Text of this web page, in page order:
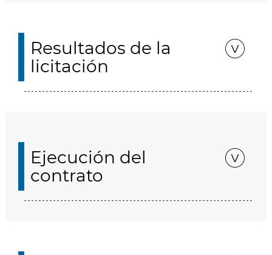
Resultados de la
licitación
Ejecución del
contrato